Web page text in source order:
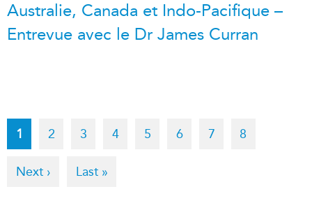
Australie, Canada et Indo-Pacifique –
Entrevue avec le Dr James Curran
Pagination
Current
page
1 Page
2 Page
3 Page
4 Page
5 Page
6 Page
7 Page
8
Next
Next ›
Last
Last »